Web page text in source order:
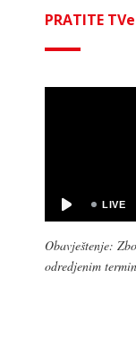
PRATITE
Obavještenje:
odredjenim